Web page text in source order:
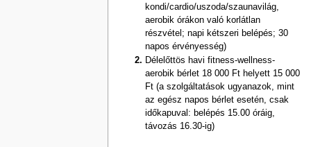
kondi/cardio/uszoda/szaunavilág,
aerobik órákon való korlátlan
részvétel; napi kétszeri belépés; 30
napos érvényesség)
Délelőttös havi fitness-wellness-
aerobik bérlet 18 000 Ft helyett 15 000
Ft (a szolgáltatások ugyanazok, mint
az egész napos bérlet esetén, csak
időkapuval: belépés 15.00 óráig,
távozás 16.30-ig)